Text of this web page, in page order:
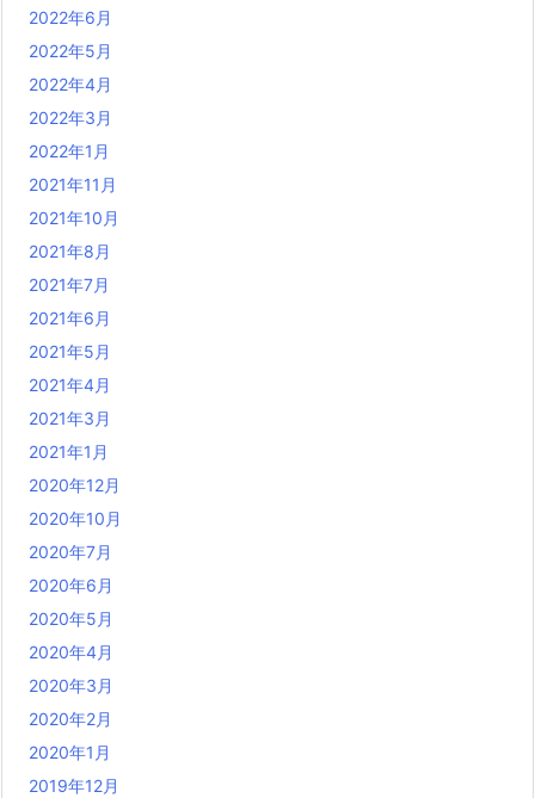
2022年6月
2022年5月
2022年4月
2022年3月
2022年1月
2021年11月
2021年10月
2021年8月
2021年7月
2021年6月
2021年5月
2021年4月
2021年3月
2021年1月
2020年12月
2020年10月
2020年7月
2020年6月
2020年5月
2020年4月
2020年3月
2020年2月
2020年1月
2019年12月